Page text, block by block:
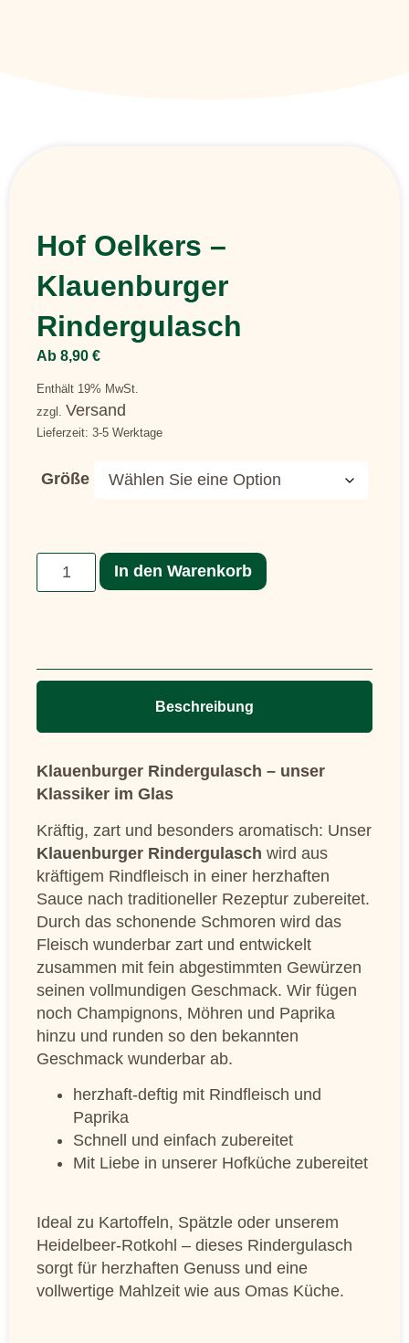
Hof Oelkers –
Klauenburger
Rindergulasch
Ab 8,90 €
Enthält 19% MwSt.
zzgl. Versand
Lieferzeit: 3-5 Werktage
Größe
In den Warenkorb
Beschreibung
Klauenburger Rindergulasch – unser
Klassiker im Glas
Kräftig, zart und besonders aromatisch: Unser
Klauenburger Rindergulasch wird aus
kräftigem Rindfleisch in einer herzhaften
Sauce nach traditioneller Rezeptur zubereitet.
Durch das schonende Schmoren wird das
Fleisch wunderbar zart und entwickelt
zusammen mit fein abgestimmten Gewürzen
seinen vollmundigen Geschmack. Wir fügen
noch Champignons, Möhren und Paprika
hinzu und runden so den bekannten
Geschmack wunderbar ab.
herzhaft-deftig mit Rindfleisch und
Paprika
Schnell und einfach zubereitet
Mit Liebe in unserer Hofküche zubereitet
Ideal zu Kartoffeln, Spätzle oder unserem
Heidelbeer-Rotkohl – dieses Rindergulasch
sorgt für herzhaften Genuss und eine
vollwertige Mahlzeit wie aus Omas Küche.